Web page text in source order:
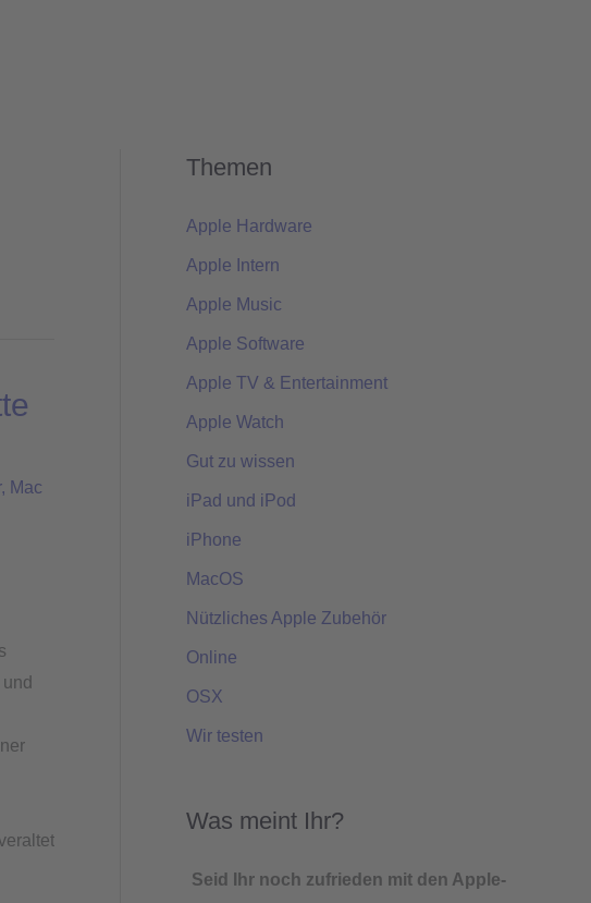
, Mac
Themen
Apple Hardware
Apple Intern
Apple Music
Apple Software
Apple TV & Entertainment
Apple Watch
Gut zu wissen
iPad und iPod
iPhone
MacOS
Nützliches Apple Zubehör
Online
OSX
Wir testen
Was meint Ihr?
Seid Ihr noch zufrieden mit den Apple-